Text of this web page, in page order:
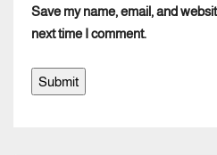
Save my name, email, and
next time I comment.